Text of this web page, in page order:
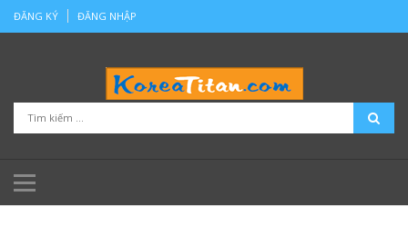
ĐĂNG KÝ ĐĂNG NHẬP